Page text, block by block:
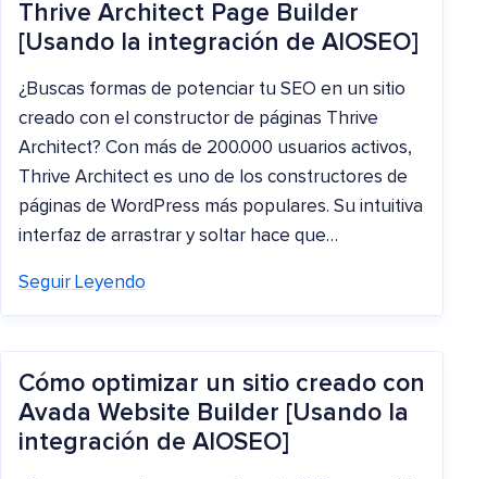
Thrive Architect Page Builder
[Usando la integración de AIOSEO]
¿Buscas formas de potenciar tu SEO en un sitio
creado con el constructor de páginas Thrive
Architect? Con más de 200.000 usuarios activos,
Thrive Architect es uno de los constructores de
páginas de WordPress más populares. Su intuitiva
interfaz de arrastrar y soltar hace que…
Seguir Leyendo
Cómo optimizar un sitio creado con
Avada Website Builder [Usando la
integración de AIOSEO]